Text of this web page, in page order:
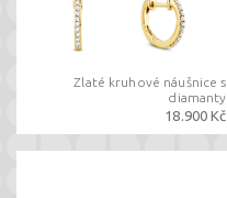
Zlaté kruhové náušnice s
diamanty
18.900 Kč